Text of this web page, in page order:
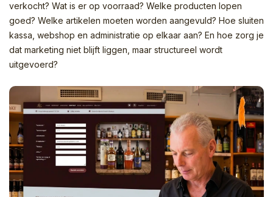
verkocht? Wat is er op voorraad? Welke producten lopen
goed? Welke artikelen moeten worden aangevuld? Hoe sluiten
kassa, webshop en administratie op elkaar aan? En hoe zorg je
dat marketing niet blijft liggen, maar structureel wordt
uitgevoerd?